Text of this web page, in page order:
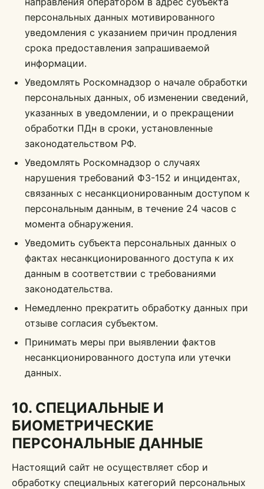
персональных данных мотивированного
уведомления с указанием причин продления
срока предоставления запрашиваемой
информации.
Уведомлять Роскомнадзор о начале обработки
персональных данных, об изменении сведений,
указанных в уведомлении, и о прекращении
обработки ПДн в сроки, установленные
законодательством РФ.
Уведомлять Роскомнадзор о случаях
нарушения требований ФЗ-152 и инцидентах,
связанных с несанкционированным доступом к
персональным данным, в течение 24 часов с
момента обнаружения.
Уведомить субъекта персональных данных о
фактах несанкционированного доступа к их
данным в соответствии с требованиями
законодательства.
Немедленно прекратить обработку данных при
отзыве согласия субъектом.
Принимать меры при выявлении фактов
несанкционированного доступа или утечки
данных.
10. СПЕЦИАЛЬНЫЕ И
БИОМЕТРИЧЕСКИЕ
ПЕРСОНАЛЬНЫЕ ДАННЫЕ
Настоящий сайт не осуществляет сбор и
обработку специальных категорий персональных